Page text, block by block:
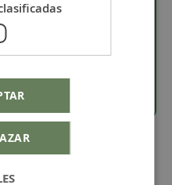
mm.
tiene 2 anillas de 2,5